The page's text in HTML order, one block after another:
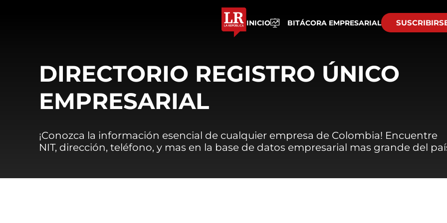
INICIO BITÁCORA EMPRESARIAL
DIRECTORIO REGISTRO ÚNICO
EMPRESARIAL
¡Conozca la información esencial de cualquier empresa de Colombia! Encuentre
NIT, dirección, teléfono, y mas en la base de datos empresarial mas grande del